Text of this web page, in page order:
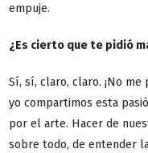
empuje.
¿Es cierto que te pidió
Sí, sí, claro, claro. ¡No me
yo compartimos esta
por el arte. Hacer de
sobre todo, de entender